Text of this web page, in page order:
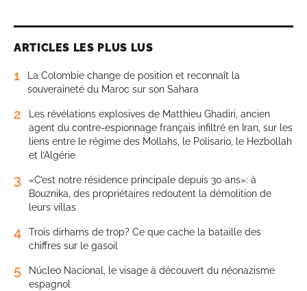
ARTICLES LES PLUS LUS
1
La Colombie change de position et reconnaît la
souveraineté du Maroc sur son Sahara
2
Les révélations explosives de Matthieu Ghadiri, ancien
agent du contre-espionnage français infiltré en Iran, sur les
liens entre le régime des Mollahs, le Polisario, le Hezbollah
et l’Algérie
3
«C’est notre résidence principale depuis 30 ans»: à
Bouznika, des propriétaires redoutent la démolition de
leurs villas
4
Trois dirhams de trop? Ce que cache la bataille des
chiffres sur le gasoil
5
Núcleo Nacional, le visage à découvert du néonazisme
espagnol